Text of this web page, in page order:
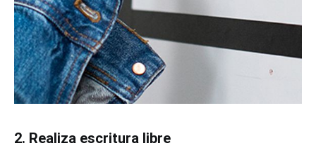
2. Realiza escritura libre